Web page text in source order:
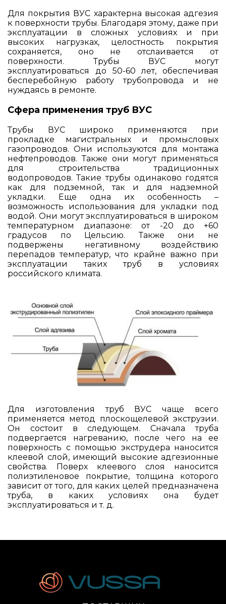
Для покрытия ВУС характерна высокая адгезия
к поверхности трубы. Благодаря этому, даже при
эксплуатации в сложных условиях и при
высоких нагрузках, целостность покрытия
сохраняется, оно не отслаивается от
поверхности. Трубы ВУС могут
эксплуатироваться до 50-60 лет, обеспечивая
бесперебойную работу трубопровода и не
нуждаясь в ремонте.
Сфера применения труб ВУС
Трубы ВУС широко применяются при
прокладке магистральных и промысловых
газопроводов. Они используются для монтажа
нефтепроводов. Также они могут применяться
для строительства традиционных
водопроводов. Такие трубы одинаково годятся
как для подземной, так и для надземной
укладки. Еще одна их особенность –
возможность использования для укладки под
водой. Они могут эксплуатироваться в широком
температурном диапазоне: от -20 до +60
градусов по Цельсию. Также они не
подвержены негативному воздействию
перепадов температур, что крайне важно при
эксплуатации таких труб в условиях
российского климата.
Для изготовления труб ВУС чаще всего
применяется метод плоскощелевой экструзии.
Он состоит в следующем. Сначала труба
подвергается нагреванию, после чего на ее
поверхность с помощью экструдера наносится
клеевой слой, имеющий высокие адгезионные
свойства. Поверх клеевого слоя наносится
полиэтиленовое покрытие, толщина которого
зависит от того, для каких целей предназначена
труба, в каких условиях она будет
эксплуатироваться и т. д.